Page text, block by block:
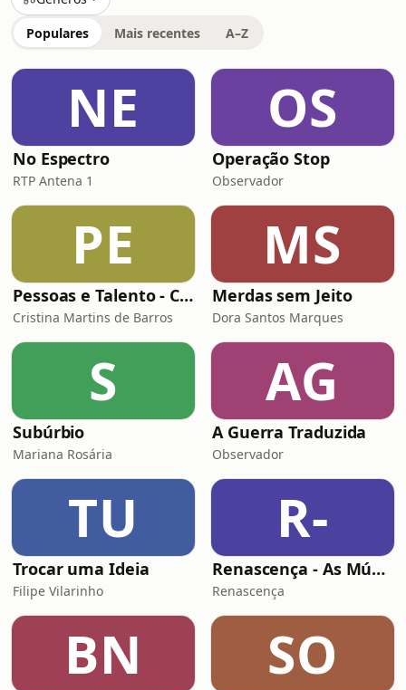
Populares Mais recentes A–Z
NE
No Espectro
RTP Antena 1
OS
Operação Stop
Observador
PE
Pessoas e Talento - Conversas inspiradoras sobre gestão de pessoas
Cristina Martins de Barros
MS
Merdas sem Jeito
Dora Santos Marques
S
Subúrbio
Mariana Rosária
AG
A Guerra Traduzida
Observador
TU
Trocar uma Ideia
Filipe Vilarinho
R-
Renascença - As Músicas Espetaculares de Natal
Renascença
BN SO